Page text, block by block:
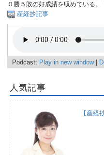
０勝５敗の好成績を収めている。
産経抄記事
Podcast: Play in new window|
人気記事
【産経